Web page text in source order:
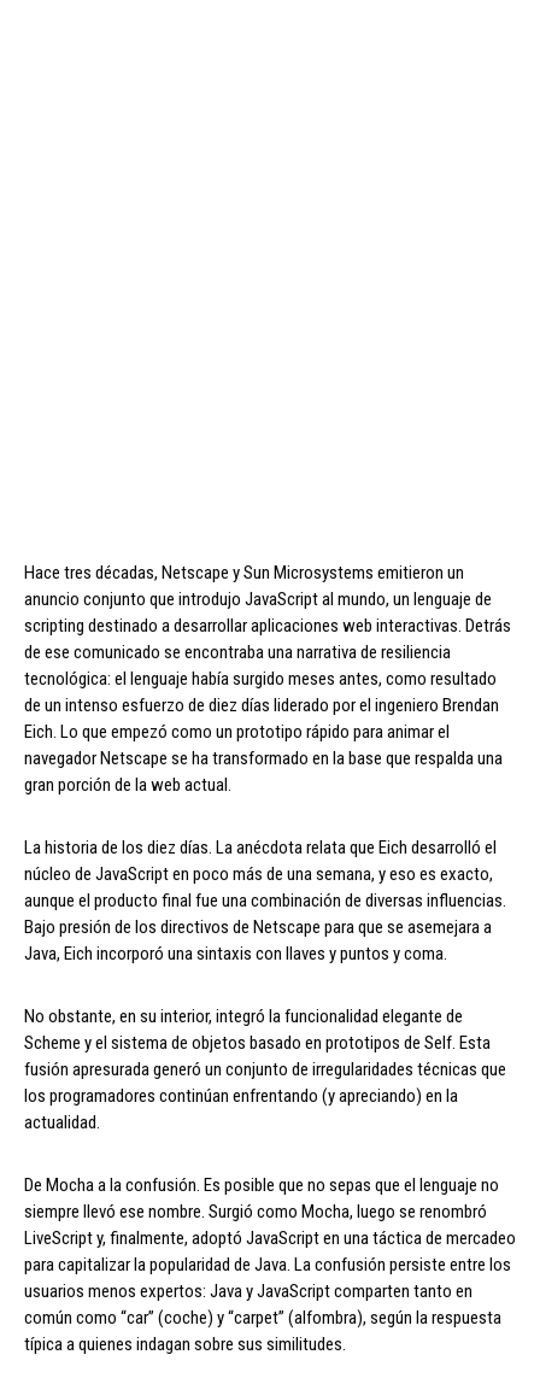
Hace tres décadas, Netscape y Sun Microsystems emitieron un
anuncio conjunto que introdujo JavaScript al mundo, un lenguaje de
scripting destinado a desarrollar aplicaciones web interactivas. Detrás
de ese comunicado se encontraba una narrativa de resiliencia
tecnológica: el lenguaje había surgido meses antes, como resultado
de un intenso esfuerzo de diez días liderado por el ingeniero Brendan
Eich. Lo que empezó como un prototipo rápido para animar el
navegador Netscape se ha transformado en la base que respalda una
gran porción de la web actual.
La historia de los diez días. La anécdota relata que Eich desarrolló el
núcleo de JavaScript en poco más de una semana, y eso es exacto,
aunque el producto final fue una combinación de diversas influencias.
Bajo presión de los directivos de Netscape para que se asemejara a
Java, Eich incorporó una sintaxis con llaves y puntos y coma.
No obstante, en su interior, integró la funcionalidad elegante de
Scheme y el sistema de objetos basado en prototipos de Self. Esta
fusión apresurada generó un conjunto de irregularidades técnicas que
los programadores continúan enfrentando (y apreciando) en la
actualidad.
De Mocha a la confusión. Es posible que no sepas que el lenguaje no
siempre llevó ese nombre. Surgió como Mocha, luego se renombró
LiveScript y, finalmente, adoptó JavaScript en una táctica de mercadeo
para capitalizar la popularidad de Java. La confusión persiste entre los
usuarios menos expertos: Java y JavaScript comparten tanto en
común como “car” (coche) y “carpet” (alfombra), según la respuesta
típica a quienes indagan sobre sus similitudes.